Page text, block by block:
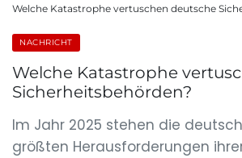
Welche Katastrophe vertuschen deutsche
NACHRICHT
Welche Katastrophe
Sicherheitsbehörden?
Im Jahr 2025 stehen die
größten Herausforderungen